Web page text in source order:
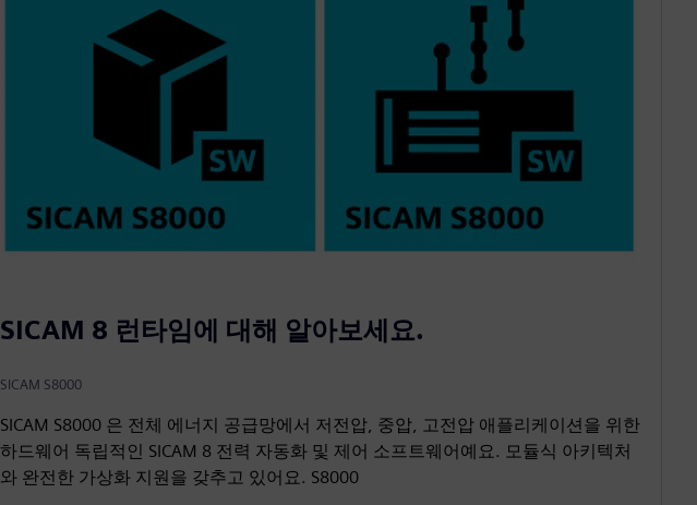
SICAM 8 런타임에 대해 알아보세요.
SICAM S8000
SICAM S8000 은 전체 에너지 공급망에서 저전압, 중압, 고전압 애플리케이션을 위한
하드웨어 독립적인 SICAM 8 전력 자동화 및 제어 소프트웨어예요. 모듈식 아키텍처
와 완전한 가상화 지원을 갖추고 있어요. S8000